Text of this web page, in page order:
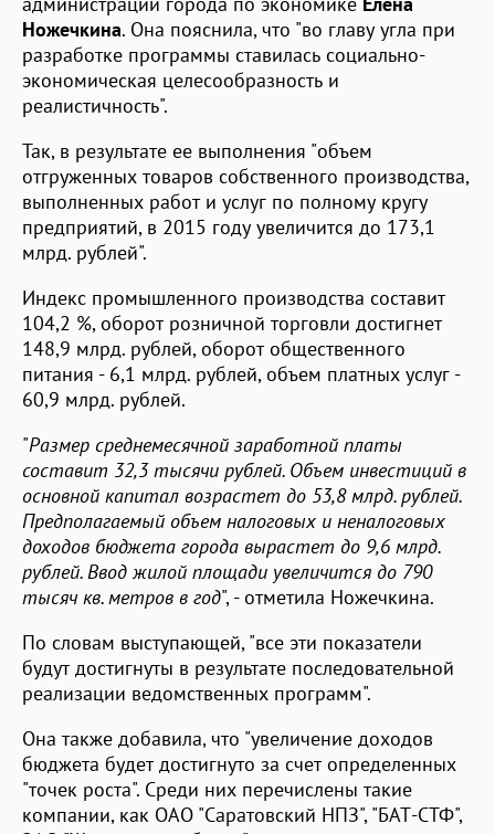
Ножечкина. Она пояснила, что "во главу угла при
разработке программы ставилась социально-
экономическая целесообразность и
реалистичность".
Так, в результате ее выполнения "объем
отгруженных товаров собственного производства,
выполненных работ и услуг по полному кругу
предприятий, в 2015 году увеличится до 173,1
млрд. рублей".
Индекс промышленного производства составит
104,2 %, оборот розничной торговли достигнет
148,9 млрд. рублей, оборот общественного
питания - 6,1 млрд. рублей, объем платных услуг -
60,9 млрд. рублей.
"Размер среднемесячной заработной платы
составит 32,3 тысячи рублей. Объем инвестиций в
основной капитал возрастет до 53,8 млрд. рублей.
Предполагаемый объем налоговых и неналоговых
доходов бюджета города вырастет до 9,6 млрд.
рублей. Ввод жилой площади увеличится до 790
тысяч кв. метров в год", - отметила Ножечкина.
По словам выступающей, "все эти показатели
будут достигнуты в результате последовательной
реализации ведомственных программ".
Она также добавила, что "увеличение доходов
бюджета будет достигнуто за счет определенных
"точек роста". Среди них перечислены такие
компании, как ОАО "Саратовский НПЗ", "БАТ-СТФ",